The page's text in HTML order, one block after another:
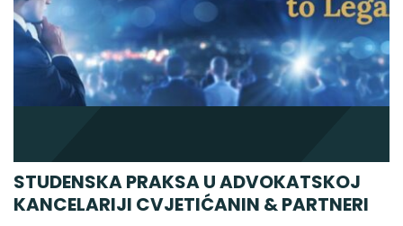
STUDENSKA PRAKSA U ADVOKATSKOJ
KANCELARIJI CVJETIĆANIN & PARTNERI